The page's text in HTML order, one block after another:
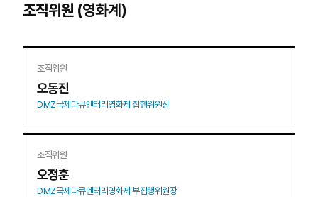
조직위원 (영화계)
조직위원
오동진
DMZ국제다큐멘터리영화제 집행위원장
조직위원
오정훈
DMZ국제다큐멘터리영화제 부집행위원장